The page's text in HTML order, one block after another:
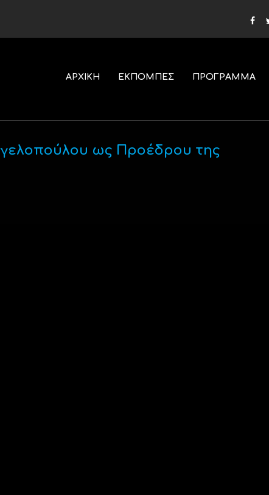
ΑΡΧΙΚΗ ΕΚΠΟΜΠΕΣ ΠΡΟΓΡΑΜΜΑ
ως Προέδρου της